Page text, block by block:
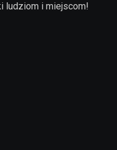
ludziom i miejscom!